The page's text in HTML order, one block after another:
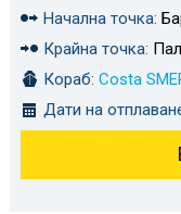
Начална точка:
Крайна точка:
Кораб: Costa
Дати на